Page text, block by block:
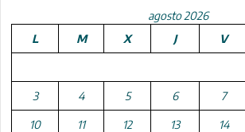
agosto 2026
L
M X J V
3 4 5 6 7
10 11 12 13 14